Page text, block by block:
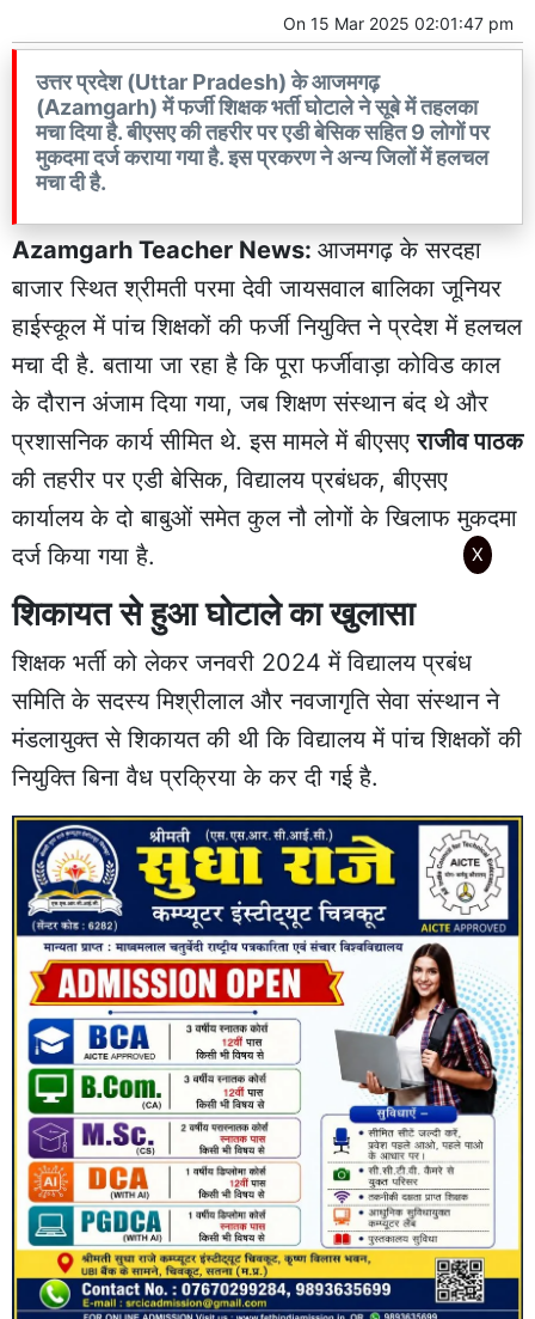
On 15 Mar 2025 02:01:47 pm
उत्तर प्रदेश (Uttar Pradesh) के आजमगढ़
(Azamgarh) में फर्जी शिक्षक भर्ती घोटाले ने सूबे में तहलका
मचा दिया है. बीएसए की तहरीर पर एडी बेसिक सहित 9 लोगों पर
मुकदमा दर्ज कराया गया है. इस प्रकरण ने अन्य जिलों में हलचल
मचा दी है.
Azamgarh Teacher News: आजमगढ़ के सरदहा
बाजार स्थित श्रीमती परमा देवी जायसवाल बालिका जूनियर
हाईस्कूल में पांच शिक्षकों की फर्जी नियुक्ति ने प्रदेश में हलचल
मचा दी है. बताया जा रहा है कि पूरा फर्जीवाड़ा कोविड काल
के दौरान अंजाम दिया गया, जब शिक्षण संस्थान बंद थे और
प्रशासनिक कार्य सीमित थे. इस मामले में बीएसएराजीव पाठक
की तहरीर पर एडी बेसिक, विद्यालय प्रबंधक, बीएसए
कार्यालय के दो बाबुओं समेत कुल नौ लोगों के खिलाफ मुकदमा
दर्ज किया गया है.
शिकायत से हुआ घोटाले का खुलासा
शिक्षक भर्ती को लेकर जनवरी 2024 में विद्यालय प्रबंध
समिति के सदस्य मिश्रीलाल और नवजागृति सेवा संस्थान ने
मंडलायुक्त से शिकायत की थी कि विद्यालय में पांच शिक्षकों की
नियुक्ति बिना वैध प्रक्रिया के कर दी गई है.
X